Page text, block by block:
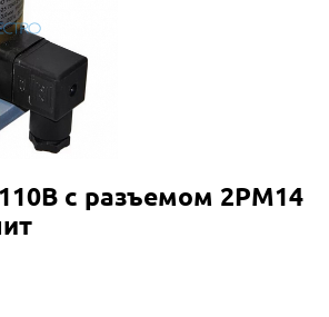
с разъемом 2РМ14